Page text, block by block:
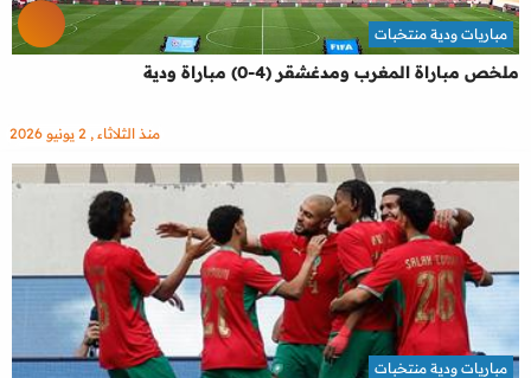
ملخص مباراة المغرب ومدغشقر (4-0) مباراة ودية
مباريات ودية منتخبات
منذ الثلاثاء , 2 يونيو 2026
مباريات ودية منتخبات